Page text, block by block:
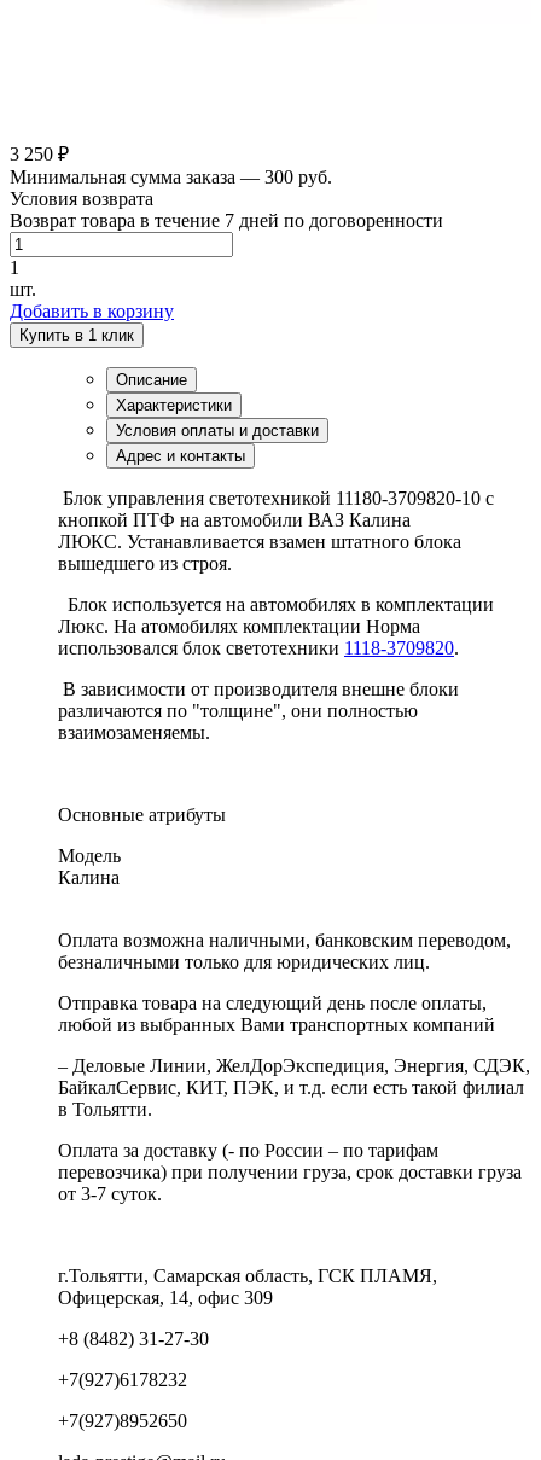
3 250 ₽
Минимальная сумма заказа — 300 руб.
Условия возврата
Возврат товара в течение 7 дней по договоренности
1
шт.
Добавить в корзину
Купить в 1 клик
Описание
Характеристики
Условия оплаты и доставки
Адрес и контакты
Блок управления светотехникой 11180-3709820-10 с
кнопкой ПТФ на автомобили ВАЗ Калина
ЛЮКС. Устанавливается взамен штатного блока
вышедшего из строя.
Блок используется на автомобилях в комплектации
Люкс. На атомобилях комплектации Норма
использовался блок светотехники 1118-3709820.
В зависимости от производителя внешне блоки
различаются по "толщине", они полностью
взаимозаменяемы.
Основные атрибуты
Модель
Калина
Оплата возможна наличными, банковским переводом,
безналичными только для юридических лиц.
Отправка товара на следующий день после оплаты,
любой из выбранных Вами транспортных компаний
– Деловые Линии, ЖелДорЭкспедиция, Энергия, СДЭК,
БайкалСервис, КИТ, ПЭК, и т.д. если есть такой филиал
в Тольятти.
Оплата за доставку (- по России – по тарифам
перевозчика) при получении груза, срок доставки груза
от 3-7 суток.
г.Тольятти, Самарская область, ГСК ПЛАМЯ,
Офицерская, 14, офис 309
+8 (8482) 31-27-30
+7(927)6178232
+7(927)8952650